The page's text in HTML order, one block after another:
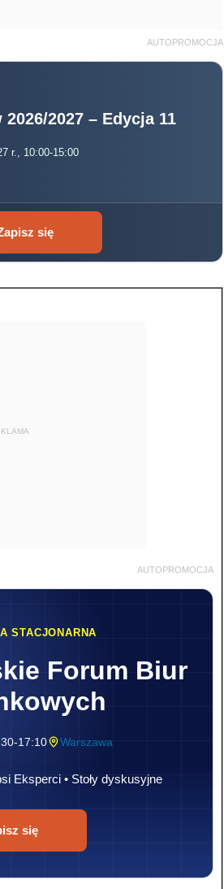
AUTOPROMOCJA
2027 – Edycja 11
r., 10:00-15:00
się
AUTOPROMOCJA
STACJONARNA
Forum Biur
17:10 Warszawa
Eksperci • Stoły dyskusyjne
się